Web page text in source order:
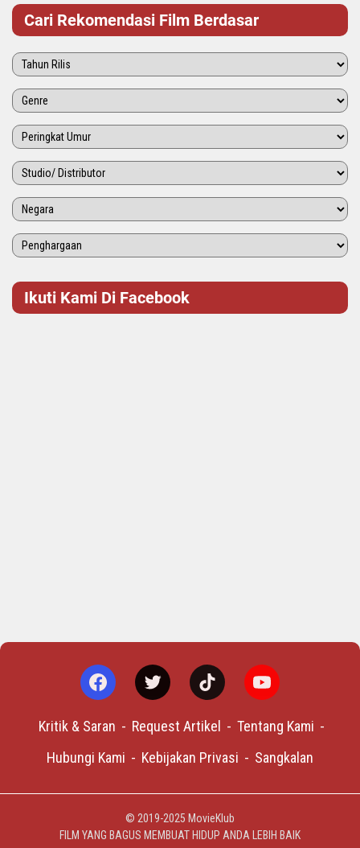
Cari Rekomendasi Film Berdasar
Ikuti Kami Di Facebook
Kritik & Saran Request Artikel
Tentang Kami
Hubungi Kami
Kebijakan Privasi Sangkalan
© 2019-2025 MovieKlub
FILM YANG BAGUS MEMBUAT HIDUP ANDA LEBIH BAIK